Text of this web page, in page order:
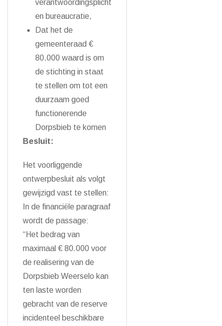
verantwoordingsplicht
en bureaucratie,
Dat het de
gemeenteraad €
80.000 waard is om
de stichting in staat
te stellen om tot een
duurzaam goed
functionerende
Dorpsbieb te komen
Besluit:
Het voorliggende
ontwerpbesluit als volgt
gewijzigd vast te stellen:
In de financiële paragraaf
wordt de passage:
“Het bedrag van
maximaal € 80.000 voor
de realisering van de
Dorpsbieb Weerselo kan
ten laste worden
gebracht van de reserve
incidenteel beschikbare